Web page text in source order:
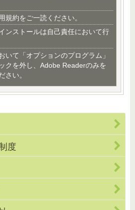
約をご一読ください。
ンストールは自己責任において行
いて「オプションのプログラム」
クを外し、Adobe Readerのみを
さい。
度